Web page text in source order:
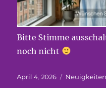
Bitte Stimme
noch nicht
Veröffentlicht
April 4, 2026 Kategorien
Neuigkeiten